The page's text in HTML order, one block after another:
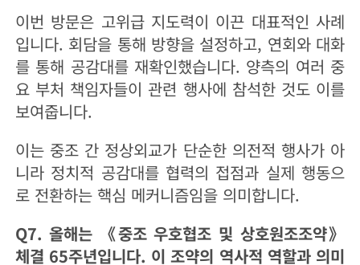
이번 방문은 고위급 지도력이 이끈 대표적인 사례
입니다. 회담을 통해 방향을 설정하고, 연회와 대화
를 통해 공감대를 재확인했습니다. 양측의 여러 중
요 부처 책임자들이 관련 행사에 참석한 것도 이를
보여줍니다.
이는 중조 간 정상외교가 단순한 의전적 행사가 아
니라 정치적 공감대를 협력의 접점과 실제 행동으
로 전환하는 핵심 메커니즘임을 의미합니다.
Q7. 올해는 《중조 우호협조 및 상호원조조약》
체결 65주년입니다. 이 조약의 역사적 역할과 의미